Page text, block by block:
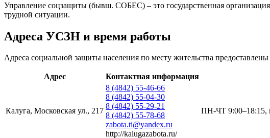
Управление соцзащиты (бывш. СОБЕС) – это государственная
трудной ситуации.
Адреса УСЗН и время работы
Адреса социальной защиты населения по месту жительства
Адрес Контактная информация
Калуга, Московская ул., 217
8 (4842) 55-46-66
8 (4842) 55-04-30
8 (4842) 55-29-21
8 (4842) 55-78-68
zabota.ti@yandex.ru
http://kalugazabota.ru/
ПН-ЧТ 9:00–18:15,